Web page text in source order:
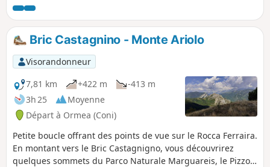
apercevrez clairement la ville d'Albenga et la cote
ligurienne.
Bric Castagnino - Monte Ariolo
Visorandonneur
7,81 km
+422 m
-413 m
3h 25
Moyenne
Départ à Ormea (Coni)
Petite boucle offrant des points de vue sur le Rocca Ferraira.
En montant vers le Bric Castagnigno, vous découvrirez
quelques sommets du Parco Naturale Marguareis, le Pizzo